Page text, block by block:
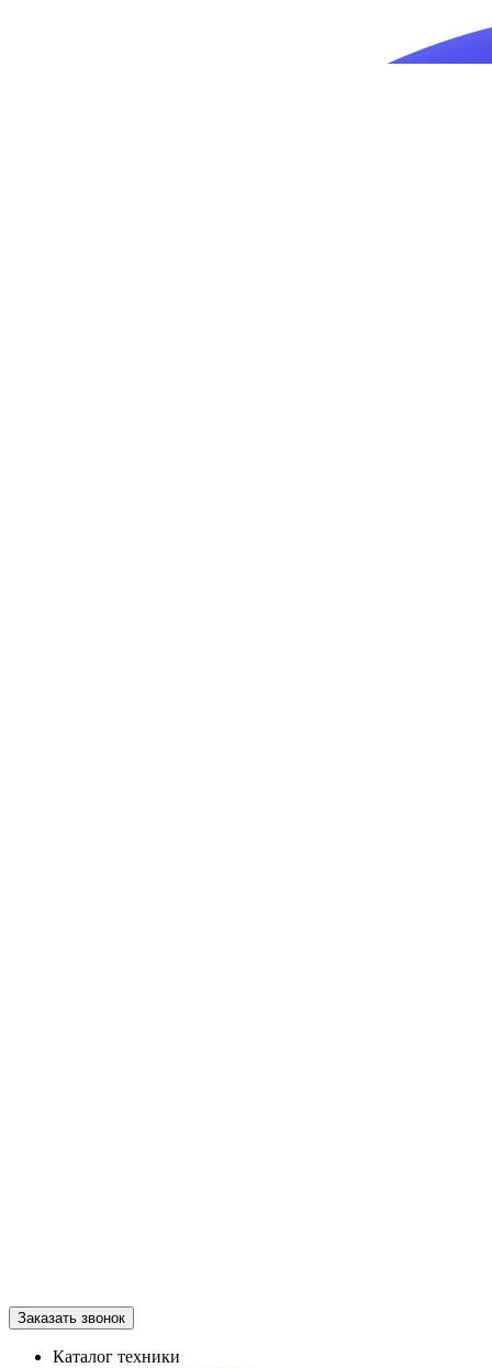
Заказать звонок
Каталог техники